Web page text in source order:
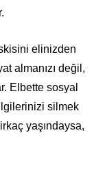
elinizden
almanızı değil,
Elbette sosyal
silmek
yaşındaysa,